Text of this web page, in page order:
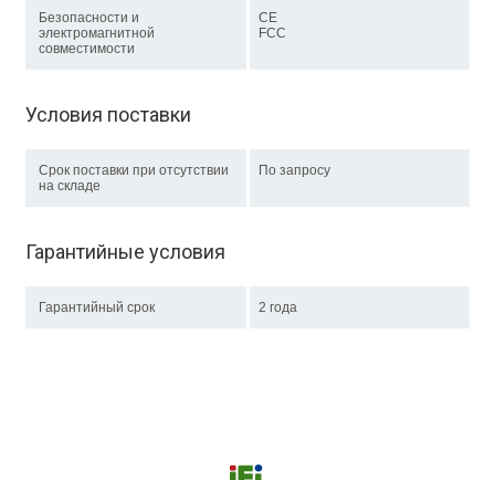
Безопасности и
электромагнитной
совместимости
CE
FCC
Условия поставки
Срок поставки при отсутствии
на складе
По запросу
Гарантийные условия
Гарантийный срок 2 года